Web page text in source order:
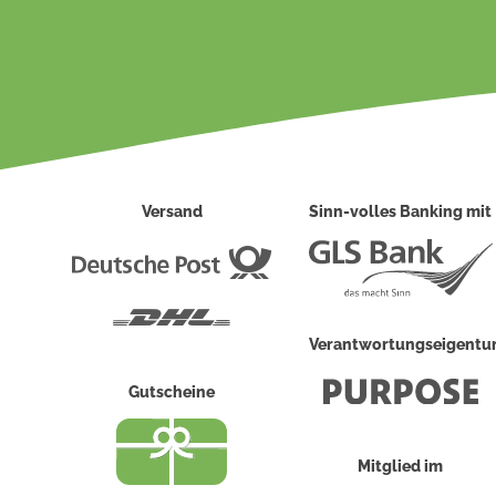
Versand
Deutsche
Gutscheine
Sinn-volles Banking mit
Mitglied im